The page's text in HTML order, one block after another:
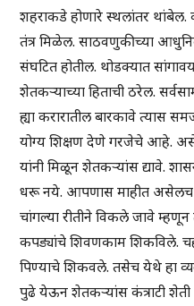
शहराकडे होणारे स्थलांतर थांबेल.
तंत्र मिळेल. साठवणुकीच्या
संघटित होतील. थोडक्यात
शेतकऱ्याच्या हिताची ठरेल.
ह्या करारातील बारकावे त्यास
योग्य शिक्षण देणे गरजेचे आहे.
यांनी मिळून शेतकऱ्यांस द्यावे.
धरू नये. आपणास माहीत असेलच
चांगल्या रीतीने विकले जावे
कपड्यांचे शिवणकाम शिकविले.
पिण्याचे शिकवले. तसेच येथे हा
पुढे येऊन शेतकऱ्यांस कंत्राटी